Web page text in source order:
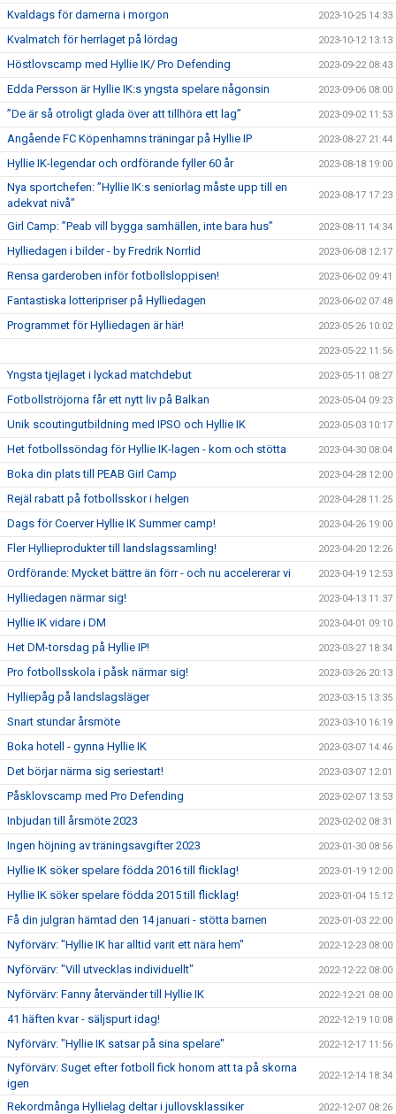
Kvaldags för damerna i morgon 2023-10-25 14:33
Kvalmatch för herrlaget på lördag 2023-10-12 13:13
Höstlovscamp med Hyllie IK/ Pro Defending 2023-09-22 08:43
Edda Persson är Hyllie IK:s yngsta spelare någonsin 2023-09-06 08:00
”De är så otroligt glada över att tillhöra ett lag” 2023-09-02 11:53
Angående FC Köpenhamns träningar på Hyllie IP 2023-08-27 21:44
Hyllie IK-legendar och ordförande fyller 60 år 2023-08-18 19:00
Nya sportchefen: ”Hyllie IK:s seniorlag måste upp till en
adekvat nivå”
2023-08-17 17:23
Girl Camp: ”Peab vill bygga samhällen, inte bara hus” 2023-08-11 14:34
Hylliedagen i bilder - by Fredrik Norrlid 2023-06-08 12:17
Rensa garderoben inför fotbollsloppisen! 2023-06-02 09:41
Fantastiska lotteripriser på Hylliedagen 2023-06-02 07:48
Programmet för Hylliedagen är här! 2023-05-26 10:02
2023-05-22 11:56
Yngsta tjejlaget i lyckad matchdebut 2023-05-11 08:27
Fotbollströjorna får ett nytt liv på Balkan 2023-05-04 09:23
Unik scoutingutbildning med IPSO och Hyllie IK 2023-05-03 10:17
Het fotbollssöndag för Hyllie IK-lagen - kom och stötta 2023-04-30 08:04
Boka din plats till PEAB Girl Camp 2023-04-28 12:00
Rejäl rabatt på fotbollsskor i helgen 2023-04-28 11:25
Dags för Coerver Hyllie IK Summer camp! 2023-04-26 19:00
Fler Hyllieprodukter till landslagssamling! 2023-04-20 12:26
Ordförande: Mycket bättre än förr - och nu accelererar vi 2023-04-19 12:53
Hylliedagen närmar sig! 2023-04-13 11:37
Hyllie IK vidare i DM 2023-04-01 09:10
Het DM-torsdag på Hyllie IP! 2023-03-27 18:34
Pro fotbollsskola i påsk närmar sig! 2023-03-26 20:13
Hylliepåg på landslagsläger 2023-03-15 13:35
Snart stundar årsmöte 2023-03-10 16:19
Boka hotell - gynna Hyllie IK 2023-03-07 14:46
Det börjar närma sig seriestart! 2023-03-07 12:01
Påsklovscamp med Pro Defending 2023-02-07 13:53
Inbjudan till årsmöte 2023 2023-02-02 08:31
Ingen höjning av träningsavgifter 2023 2023-01-30 08:56
Hyllie IK söker spelare födda 2016 till flicklag! 2023-01-19 12:00
Hyllie IK söker spelare födda 2015 till flicklag! 2023-01-04 15:12
Få din julgran hämtad den 14 januari - stötta barnen 2023-01-03 22:00
Nyförvärv: "Hyllie IK har alltid varit ett nära hem" 2022-12-23 08:00
Nyförvärv: "Vill utvecklas individuellt" 2022-12-22 08:00
Nyförvärv: Fanny återvänder till Hyllie IK 2022-12-21 08:00
41 häften kvar - säljspurt idag! 2022-12-19 10:08
Nyförvärv: "Hyllie IK satsar på sina spelare" 2022-12-17 11:56
Nyförvärv: Suget efter fotboll fick honom att ta på skorna
igen
2022-12-14 18:34
Rekordmånga Hyllielag deltar i jullovsklassiker 2022-12-07 08:26